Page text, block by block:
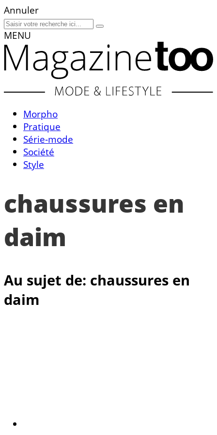
Annuler
MENU
Morpho
Pratique
Série-mode
Société
Style
chaussures en
daim
Au sujet de: chaussures en
daim